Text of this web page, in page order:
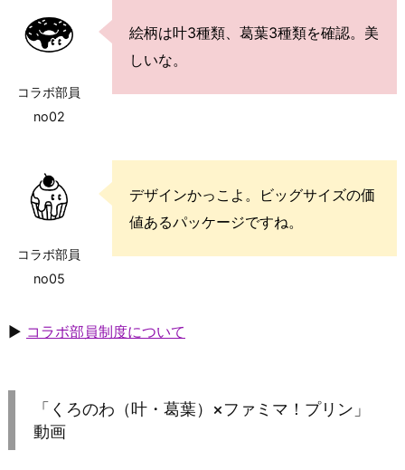
コラボ部員
no02
絵柄は叶3種類、葛葉3種類を確認。美
しいな。
コラボ部員
no05
デザインかっこよ。ビッグサイズの価
値あるパッケージですね。
▶ コラボ部員制度について
「くろのわ（叶・葛葉）×ファミマ！プリン」
動画